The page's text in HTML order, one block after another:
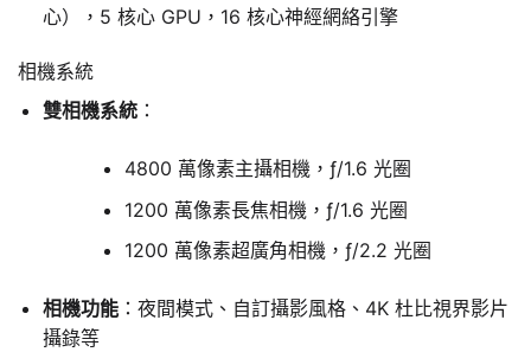
心），5 核心 GPU，16 核心神經網絡引擎
相機系統
雙相機系統：
4800 萬像素主攝相機，ƒ/1.6 光圈
1200 萬像素長焦相機，ƒ/1.6 光圈
1200 萬像素超廣角相機，ƒ/2.2 光圈
相機功能：夜間模式、自訂攝影風格、4K 杜比視界影片
攝錄等